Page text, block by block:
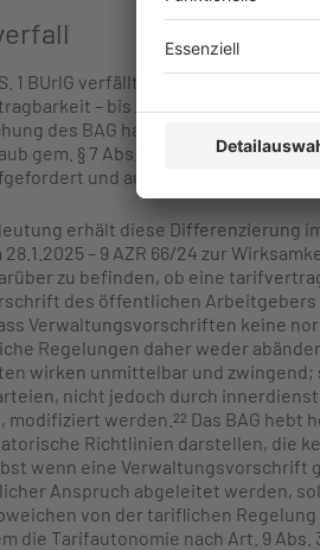
S. 1 BUrlG verfällt der gesetzliche
– bis zum 31.3. des
des BAG hat diese Vorgaben
gem. § 7 Abs. 3 BUrlG nur
und auf den Verfall
erhält diese Differenzierung
28.1.2025 – 9 AZR 66/24 zur
zu befinden, ob eine
des öffentlichen Arbeitgebers
Verwaltungsvorschriften keine
Regelungen daher weder
wirken unmittelbar und zwingend;
nicht jedoch durch
modifiziert werden. 22 Das BAG hebt
Richtlinien darstellen, die
wenn eine Verwaltungsvorschrift
Anspruch abgeleitet werden,
von der tariflichen
die Tarifautonomie nach Art. 9 Abs. 3